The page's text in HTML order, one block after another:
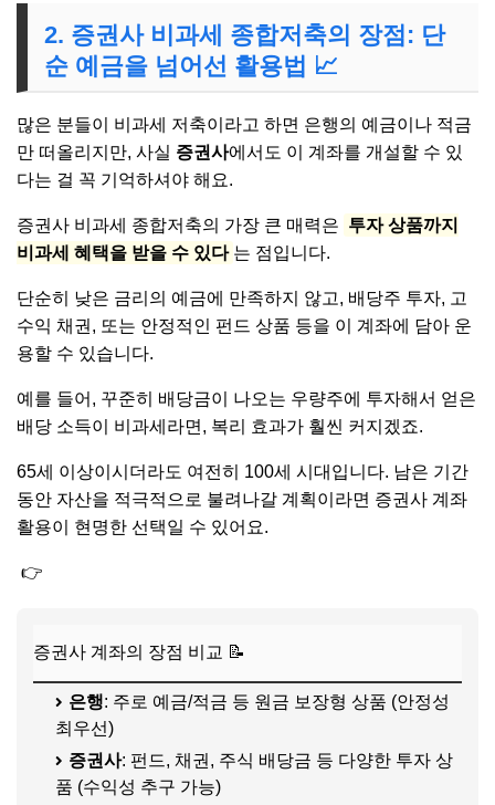
2. 증권사 비과세 종합저축의 장점: 단
순 예금을 넘어선 활용법 📈
많은 분들이 비과세 저축이라고 하면 은행의 예금이나 적금
만 떠올리지만, 사실 증권사에서도 이 계좌를 개설할 수 있
다는 걸 꼭 기억하셔야 해요.
증권사 비과세 종합저축의 가장 큰 매력은 투자 상품까지
비과세 혜택을 받을 수 있다 는 점입니다.
단순히 낮은 금리의 예금에 만족하지 않고, 배당주 투자, 고
수익 채권, 또는 안정적인 펀드 상품 등을 이 계좌에 담아 운
용할 수 있습니다.
예를 들어, 꾸준히 배당금이 나오는 우량주에 투자해서 얻은
배당 소득이 비과세라면, 복리 효과가 훨씬 커지겠죠.
65세 이상이시더라도 여전히 100세 시대입니다. 남은 기간
동안 자산을 적극적으로 불려나갈 계획이라면 증권사 계좌
활용이 현명한 선택일 수 있어요.
👉
증권사 계좌의 장점 비교 📝
은행: 주로 예금/적금 등 원금 보장형 상품 (안정성
최우선)
증권사: 펀드, 채권, 주식 배당금 등 다양한 투자 상
품 (수익성 추구 가능)